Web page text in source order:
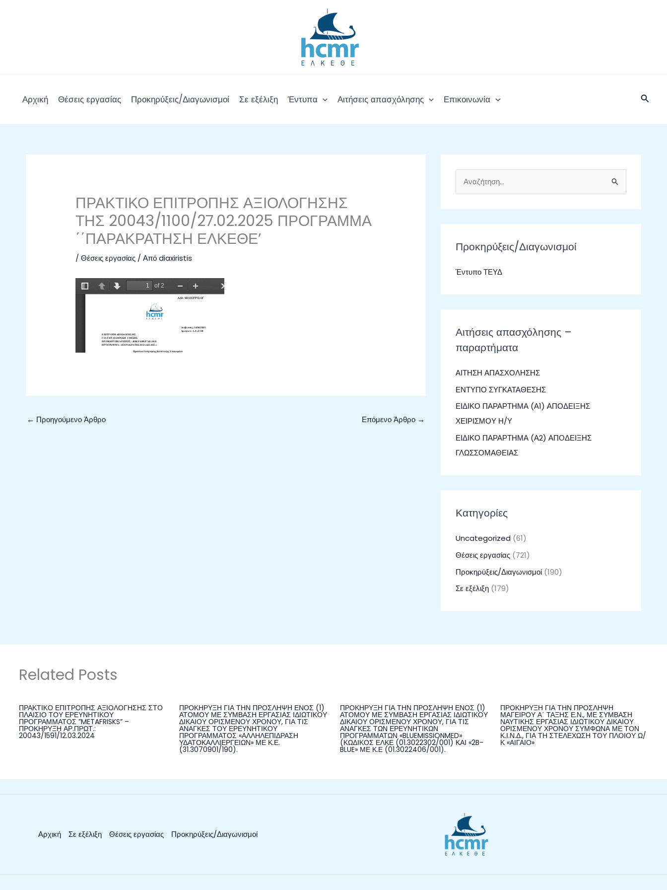
Αρχική Θέσεις εργασίας Προκηρύξεις/Διαγωνισμοί Σε εξέλιξη Έντυπα Αιτήσεις απασχόλησης Επικοινωνία
ΠΡΑΚΤΙΚΟ ΕΠΙΤΡΟΠΗΣ ΑΞΙΟΛΟΓΗΣΗΣ
ΤΗΣ 20043/1100/27.02.2025 ΠΡΟΓΡΑΜΜΑ
΄΄ΠΑΡΑΚΡΑΤΗΣΗ ΕΛΚΕΘΕ’
/Θέσεις εργασίας / Απόdiaxiristis
← Προηγούμενο Άρθρο Επόμενο Άρθρο →
ν
α
ζ
ή
η
ι
α
Προκηρύξεις/Διαγωνισμοί
Έντυπο ΤΕΥΔ
Αιτήσεις απασχόλησης –
παραρτήματα
ΑΙΤΗΣΗ ΑΠΑΣΧΟΛΗΣΗΣ
ΕΝΤΥΠΟ ΣΥΓΚΑΤΑΘΕΣΗΣ
ΕΙΔΙΚΟ ΠΑΡΑΡΤΗΜΑ (Α1) ΑΠΟΔΕΙΞΗΣ
ΧΕΙΡΙΣΜΟΥ Η/Υ
ΕΙΔΙΚΟ ΠΑΡΑΡΤΗΜΑ (Α2) ΑΠΟΔΕΙΞΗΣ
ΓΛΩΣΣΟΜΑΘΕΙΑΣ
Κατηγορίες
Uncategorized (61)
Θέσεις εργασίας (721)
Προκηρύξεις/Διαγωνισμοί (190)
Σε εξέλιξη (179)
Related Posts
ΠΡΑΚΤΙΚΟ ΕΠΙΤΡΟΠΗΣ ΑΞΙΟΛΟΓΗΣΗΣ ΣΤΟ
ΠΛΑΙΣΙΟ ΤΟΥ ΕΡΕΥΝΗΤΙΚΟΥ
ΠΡΟΓΡΑΜΜΑΤΟΣ ”METAFRISKS” –
ΠΡΟΚΗΡΥΞΗ ΑΡ.ΠΡΩΤ.:
20043/1591/12.03.2024
ΠΡΟΚΗΡΥΞΗ ΓΙΑ ΤΗΝ ΠΡΟΣΛΗΨΗ ΕΝΟΣ (1)
ΑΤΟΜΟΥ ΜΕ ΣΥΜΒΑΣΗ ΕΡΓΑΣΙΑΣ ΙΔΙΩΤΙΚΟΥ
ΔΙΚΑΙΟΥ ΟΡΙΣΜΕΝΟΥ ΧΡΟΝΟΥ, ΓΙΑ ΤΙΣ
ΑΝΑΓΚΕΣ ΤΟΥ ΕΡΕΥΝΗΤΙΚΟΥ
ΠΡΟΓΡΑΜΜΑΤΟΣ «ΑΛΛΗΛΕΠΙΔΡΑΣΗ
ΥΔΑΤΟΚΑΛΛΙΕΡΓΕΙΩΝ» ΜΕ Κ.Ε.
(31.3070901/190).
ΠΡΟΚΗΡΥΞΗ ΓΙΑ ΤΗΝ ΠΡΟΣΛΗΨΗ ΕΝΟΣ (1)
ΑΤΟΜΟΥ ΜΕ ΣΥΜΒΑΣΗ ΕΡΓΑΣΙΑΣ ΙΔΙΩΤΙΚΟΥ
ΔΙΚΑΙΟΥ ΟΡΙΣΜΕΝΟΥ ΧΡΟΝΟΥ, ΓΙΑ ΤΙΣ
ΑΝΑΓΚΕΣ ΤΩΝ ΕΡΕΥΝΗΤΙΚΩΝ
ΠΡΟΓΡΑΜΜΑΤΩΝ «BLUEMISSIONMED»
(ΚΩΔΙΚΟΣ ΕΛΚΕ (01.3022302/001) ΚΑΙ «2B-
BLUE» ΜΕ Κ.Ε (01.3022406/001).
ΠΡΟΚΗΡΥΞΗ ΓΙΑ ΤΗΝ ΠΡΟΣΛΗΨΗ
ΜΑΓΕΙΡΟΥ Α΄ ΤΑΞΗΣ Ε.Ν., ΜΕ ΣΥΜΒΑΣΗ
ΝΑΥΤΙΚΗΣ ΕΡΓΑΣΙΑΣ ΙΔΙΩΤΙΚΟΥ ΔΙΚΑΙΟΥ
ΟΡΙΣΜΕΝΟΥ ΧΡΟΝΟΥ ΣΥΜΦΩΝΑ ΜΕ ΤΟΝ
Κ.Ι.Ν.Δ., ΓΙΑ ΤΗ ΣΤΕΛΕΧΩΣΗ ΤΟΥ ΠΛΟΙΟΥ Ω/
Κ «ΑΙΓΑΙΟ»
Αρχική Σε εξέλιξη Θέσεις εργασίας Προκηρύξεις/Διαγωνισμοί